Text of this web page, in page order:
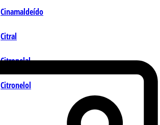
Cinamaldeído
Citral
Citronelal
Citronelol